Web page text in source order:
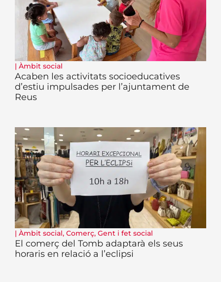
| Àmbit social
Acaben les activitats socioeducatives
d’estiu impulsades per l’ajuntament de
Reus
| Àmbit social, Comerç, Gent i fet social
El comerç del Tomb adaptarà els seus
horaris en relació a l’eclipsi